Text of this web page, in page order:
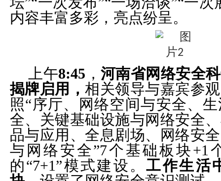
内容丰富多彩，亮点纷呈。
上午8:45 ，河南省网络安全
揭牌启用，相关领导与嘉宾参
照“序厅、网络空间与安全、
全、关键基础设施与网络安全
品与应用、全息剧场、网络安
与网络安全”7个基础板块+1
的“7+1”模式建设。工作生活